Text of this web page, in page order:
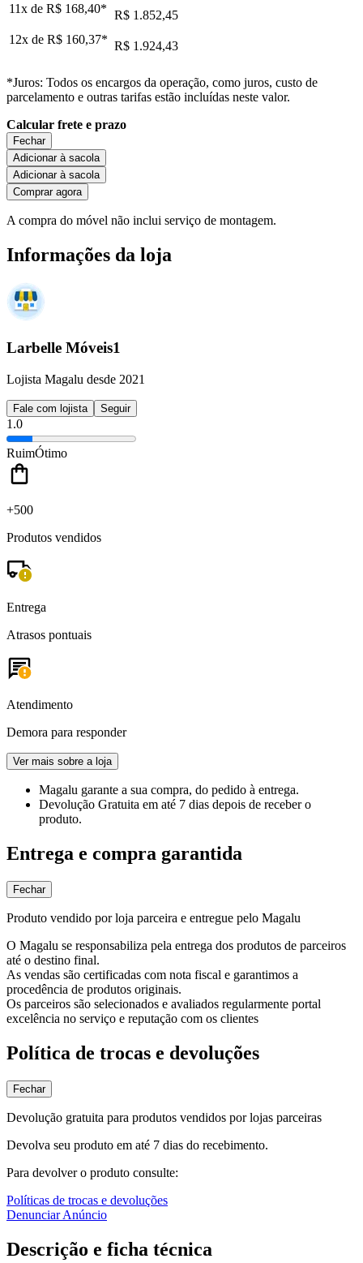
11x de R$ 168,40* R$ 1.852,45
12x de R$ 160,37* R$ 1.924,43
*Juros: Todos os encargos da operação, como juros, custo de
parcelamento e outras tarifas estão incluídas neste valor.
Calcular frete e prazo
Fechar
Adicionar à sacola
Adicionar à sacola
Comprar agora
A compra do móvel não inclui serviço de montagem.
Informações da loja
Larbelle Móveis1
Lojista Magalu desde 2021
Fale com lojista Seguir
1.0
RuimÓtimo
+500
Produtos vendidos
Entrega
Atrasos pontuais
Atendimento
Demora para responder
Ver mais sobre a loja
Magalu garante a sua compra, do pedido à entrega.
Devolução Gratuita em até 7 dias depois de receber o
produto.
Entrega e compra garantida
Fechar
Produto vendido por loja parceira e entregue pelo Magalu
O Magalu se responsabiliza pela entrega dos produtos de parceiros
até o destino final.
As vendas são certificadas com nota fiscal e garantimos a
procedência de produtos originais.
Os parceiros são selecionados e avaliados regularmente portal
excelência no serviço e reputação com os clientes
Política de trocas e devoluções
Fechar
Devolução gratuita para produtos vendidos por lojas parceiras
Devolva seu produto em até 7 dias do recebimento.
Para devolver o produto consulte:
Políticas de trocas e devoluções
Denunciar Anúncio
Descrição e ficha técnica